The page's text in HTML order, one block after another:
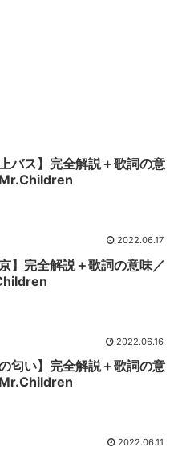
上バス】完全解説＋歌詞の意
2022.06.17
京】完全解説＋歌詞の意味／
2022.06.16
の匂い】完全解説＋歌詞の意
2022.06.11